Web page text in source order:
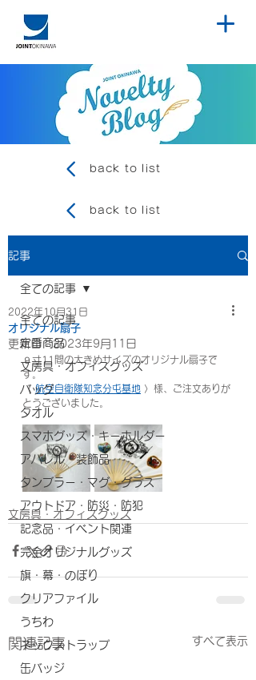
back to list
back to list
記事
全ての記事
定番商品
文房具・オフィスグッズ
バッグ
タオル
スマホグッズ・キーホルダー
アパレル・装飾品
タンブラー・マグ・グラス
アウトドア・防災・防犯
記念品・イベント関連
完全オリジナルグッズ
旗・幕・のぼり
クリアファイル
うちわ
ネックストラップ
缶バッジ
全ての記事
オリジナル扇子
2022年10月31日
更新日：2023年9月11日
９寸11間の大きめサイズのオリジナル扇子で
す。
〈 航空自衛隊知念分屯基地 〉様、ご注文ありが
とうございました。
文房具・オフィスグッズ
関連記事 すべて表示